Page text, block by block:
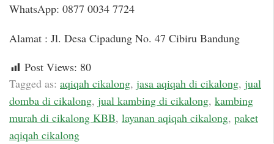
WhatsApp: 0877 0034 7724
Alamat : Jl. Desa Cipadung No. 47 Cibiru Bandung
Post Views: 80
Tagged as: aqiqah cikalong, jasa aqiqah di cikalong, jual
domba di cikalong, jual kambing di cikalong, kambing
murah di cikalong KBB, layanan aqiqah cikalong, paket
aqiqah cikalong